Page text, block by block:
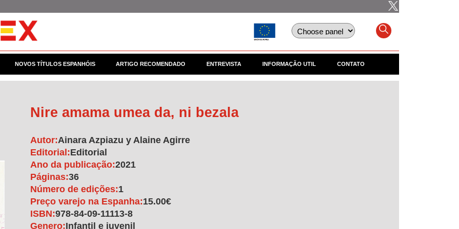
NOVOS TÍTULOS ESPANHÓIS ARTIGO RECOMENDADO ENTREVISTA INFORMAÇÃO UTIL CONTATO
Nire amama umea da, ni bezala
Autor:Ainara Azpiazu y Alaine Agirre
Editorial:Editorial
Ano da publicação:2021
Páginas:36
Número de edições:1
Preço varejo na Espanha:15.00€
ISBN:978-84-09-11113-8
Genero:Infantil e juvenil